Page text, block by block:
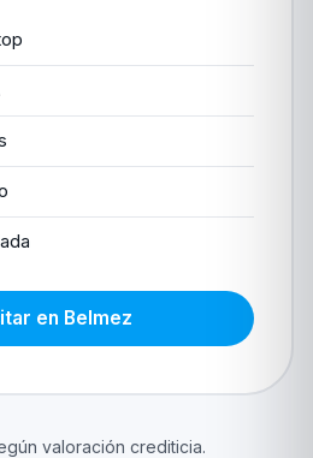
en Belmez
valoración crediticia.